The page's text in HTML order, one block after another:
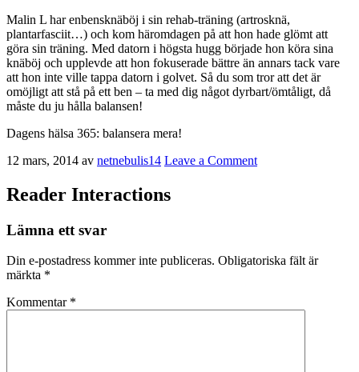
Malin L har enbensknäböj i sin rehab-träning (artrosknä,
plantarfasciit…) och kom häromdagen på att hon hade glömt att
göra sin träning. Med datorn i högsta hugg började hon köra sina
knäböj och upplevde att hon fokuserade bättre än annars tack vare
att hon inte ville tappa datorn i golvet. Så du som tror att det är
omöjligt att stå på ett ben – ta med dig något dyrbart/ömtåligt, då
måste du ju hålla balansen!
Dagens hälsa 365: balansera mera!
12 mars, 2014 av netnebulis14 Leave a Comment
Reader Interactions
Lämna ett svar
Din e-postadress kommer inte publiceras. Obligatoriska fält är
märkta *
Kommentar *